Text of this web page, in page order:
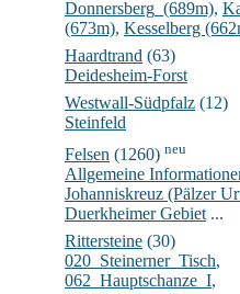
Donnersberg_(689m),
(673m), Kesselberg
Haardtrand (63)
Deidesheim-Forst
Westwall-Südpfalz (12)
Steinfeld
Felsen (1260) neu
Allgemeine
Johanniskreuz (Pälzer
Duerkheimer Gebiet ...
Rittersteine (30)
020_Steinerner_Tisch,
062_Hauptschanze_I,